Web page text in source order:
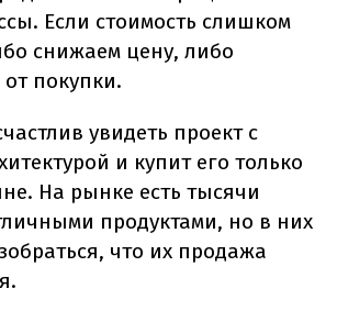
Если стоимость слишком
снижаем цену, либо
покупки.
увидеть проект с
и купит его только
На рынке есть тысячи
продуктами, но в них
что их продажа